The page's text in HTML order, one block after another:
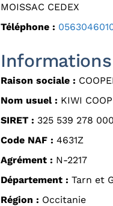
MOISSAC CEDEX
Téléphone :
Raison sociale :
Nom usuel : KIWI COOP
SIRET : 325 539 278 000
Code NAF : 4631Z
Agrément : N-2217
Département : Tarn et
Région : Occitanie